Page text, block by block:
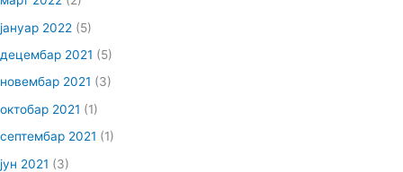
јануар 2022 (5)
децембар 2021 (5)
новембар 2021 (3)
октобар 2021 (1)
септембар 2021 (1)
јун 2021 (3)